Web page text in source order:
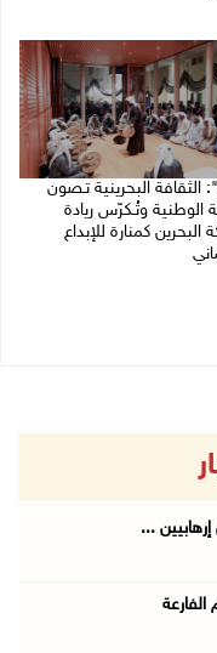
الثقافة البحرينية تـصون
الوطنية وتُـكرّس ريادة
البحرين كمنارة للإبداع